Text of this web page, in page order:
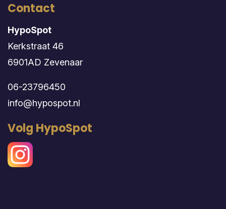
Contact
HypoSpot
Kerkstraat 46
6901AD Zevenaar
06-23796450
info@hypospot.nl
Volg HypoSpot